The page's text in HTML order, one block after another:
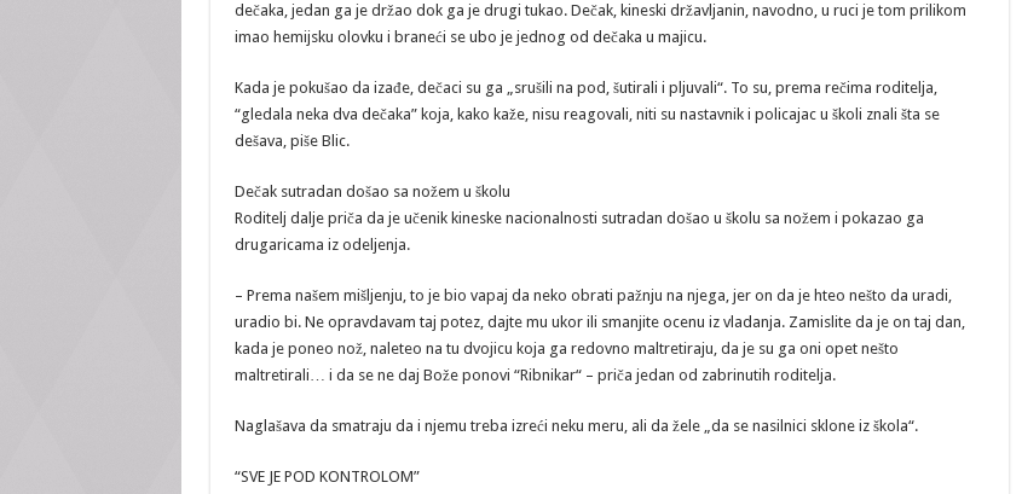
dečaka, jedan ga je držao dok ga je drugi tukao. Dečak, kineski državljanin, navodno, u ruci je tom prilikom
imao hemijsku olovku i braneći se ubo je jednog od dečaka u majicu.
Kada je pokušao da izađe, dečaci su ga „srušili na pod, šutirali i pljuvali“. To su, prema rečima roditelja,
“gledala neka dva dečaka” koja, kako kaže, nisu reagovali, niti su nastavnik i policajac u školi znali šta se
dešava, piše Blic.
Dečak sutradan došao sa nožem u školu
Roditelj dalje priča da je učenik kineske nacionalnosti sutradan došao u školu sa nožem i pokazao ga
drugaricama iz odeljenja.
– Prema našem mišljenju, to je bio vapaj da neko obrati pažnju na njega, jer on da je hteo nešto da uradi,
uradio bi. Ne opravdavam taj potez, dajte mu ukor ili smanjite ocenu iz vladanja. Zamislite da je on taj dan,
kada je poneo nož, naleteo na tu dvojicu koja ga redovno maltretiraju, da je su ga oni opet nešto
maltretirali… i da se ne daj Bože ponovi “Ribnikar“ – priča jedan od zabrinutih roditelja.
Naglašava da smatraju da i njemu treba izreći neku meru, ali da žele „da se nasilnici sklone iz škola“.
“SVE JE POD KONTROLOM”